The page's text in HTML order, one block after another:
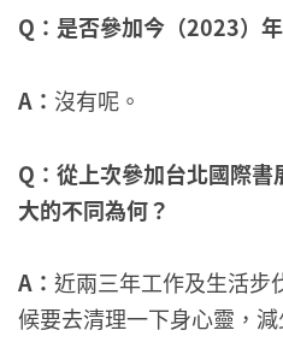
Q ：是否參加今（2023）
A ： 沒有呢。
Q ：從上次參加台北國際
大的不同為何？
A ： 近兩三年工作及生活步
候要去清理一下身心靈，